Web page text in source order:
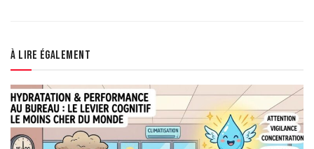
À lire également